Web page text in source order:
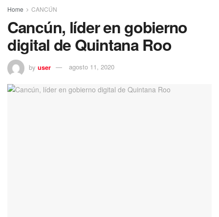
Home CANCÚN
Cancún, líder en gobierno
digital de Quintana Roo
by user agosto 11, 2020